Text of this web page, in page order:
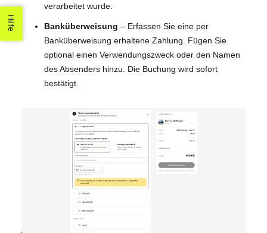
verarbeitet wurde.
Banküberweisung – Erfassen Sie eine per
Banküberweisung erhaltene Zahlung. Fügen Sie
optional einen Verwendungszweck oder den Namen
des Absenders hinzu. Die Buchung wird sofort
bestätigt.
Hilfe